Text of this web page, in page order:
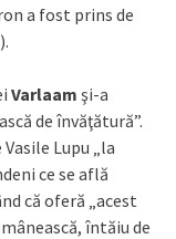
a fost prins de
Varlaam şi-a
de învăţătură”.
Lupu „la
ce se află
că oferă „acest
întăiu de